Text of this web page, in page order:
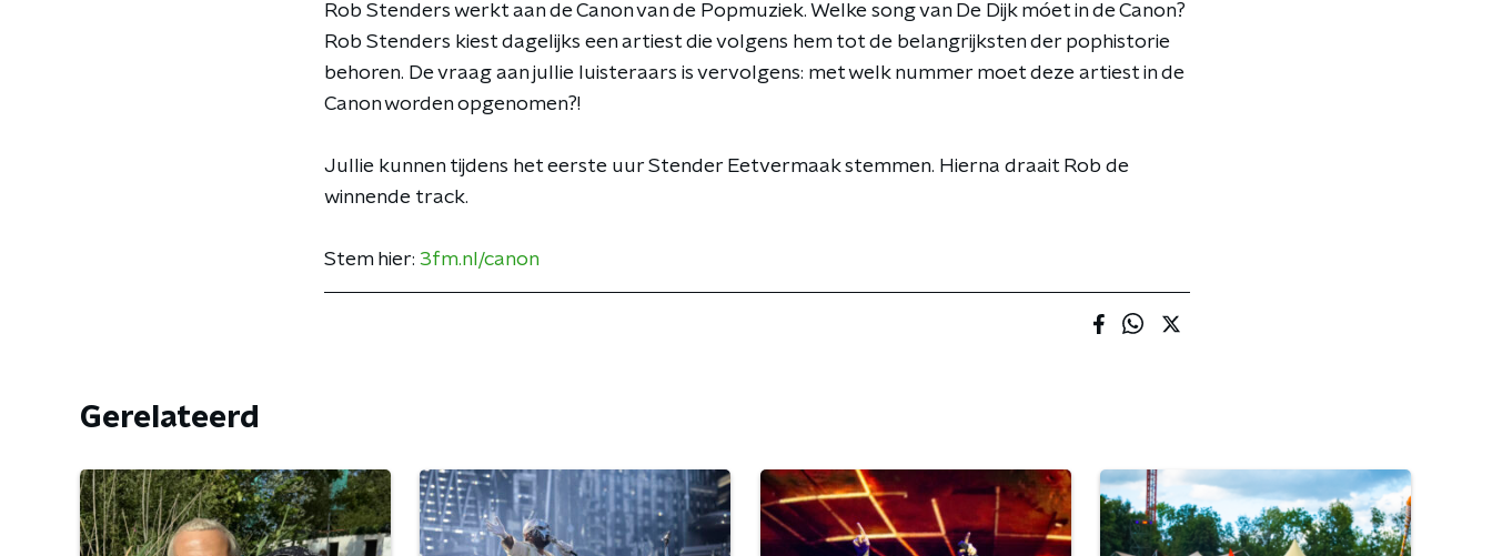
Rob Stenders werkt aan de Canon van de Popmuziek. Welke song van De Dijk móet in de Canon?
Rob Stenders kiest dagelijks een artiest die volgens hem tot de belangrijksten der pophistorie
behoren. De vraag aan jullie luisteraars is vervolgens: met welk nummer moet deze artiest in de
Canon worden opgenomen?!
Jullie kunnen tijdens het eerste uur Stender Eetvermaak stemmen. Hierna draait Rob de
winnende track.
Stem hier: 3fm.nl/canon
Gerelateerd